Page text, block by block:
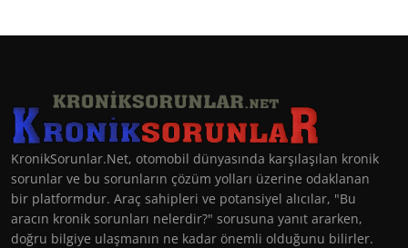
KronikSorunlar.Net, otomobil dünyasında karşılaşılan kronik
sorunlar ve bu sorunların çözüm yolları üzerine odaklanan
bir platformdur. Araç sahipleri ve potansiyel alıcılar, "Bu
aracın kronik sorunları nelerdir?" sorusuna yanıt ararken,
doğru bilgiye ulaşmanın ne kadar önemli olduğunu bilirler.